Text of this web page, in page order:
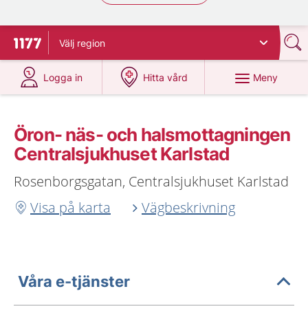
Till startsidan för 1177
Välj region
Logga in
på 1177.se
Hitta vård
på 1177.se
Meny
Öron- näs- och halsmottagningen
Centralsjukhuset Karlstad
Rosenborgsgatan, Centralsjukhuset Karlstad
Visa på karta
Vägbeskrivning
Våra e-tjänster